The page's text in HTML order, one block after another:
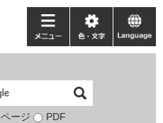
検
ページ PDF
メ
ニ
ー
色・
文
language